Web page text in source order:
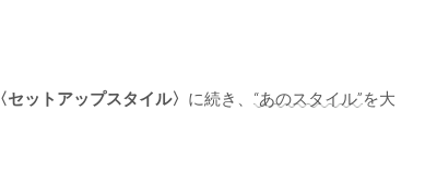
〈セットアップスタイル〉 に続き、 “あのスタイル”を大